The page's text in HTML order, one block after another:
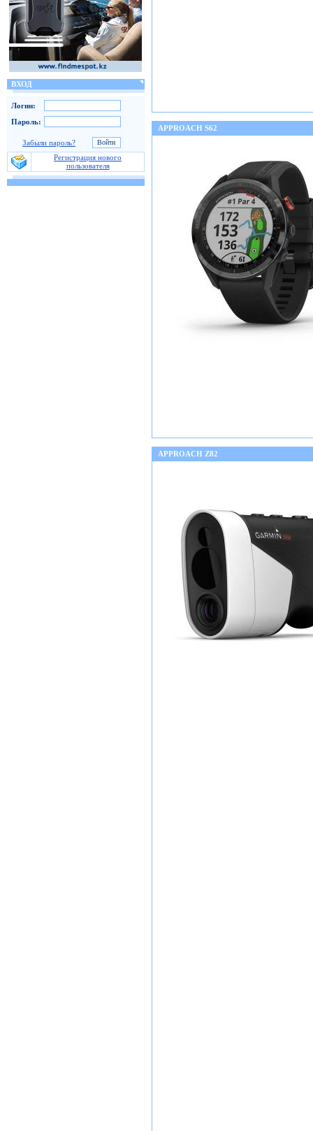
ВХОД
Логин:
Пароль:
Забыли пароль?
Регистрация нового
пользователя
APPROACH S62
APPROACH Z82